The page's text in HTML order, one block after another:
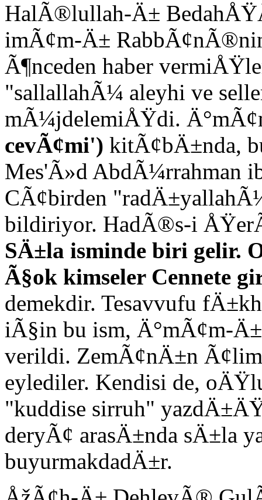
HalÃ®lullah-Ä±
imÃ¢m-Ä±
Ã¶nceden haber
"sallallahÃ¼ aleyhi ve
mÃ¼jdelemiÅŸdi.
cevÃ¢mi') kitÃ¢bÄ±nda,
Mes'Ã»d AbdÃ¼rrahman
CÃ¢birden
bildiriyor. HadÃ®s-i
SÄ±la isminde biri gelir.
Ã§ok kimseler Cennete
demekdir. Tesavvufu
iÃ§in bu ism, Ä°mÃ¢m-
verildi. ZemÃ¢nÄ±n
eylediler. Kendisi de,
"kuddise sirruh"
deryÃ¢ arasÄ±nda sÄ±la
buyurmakdadÄ±r.